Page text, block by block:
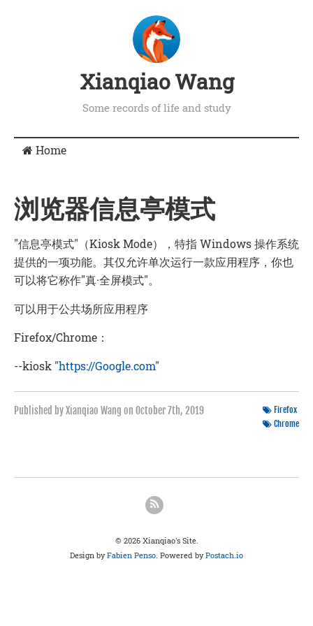
Xianqiao Wang
Some records of life and study
Home
浏览器信息亭模式
"信息亭模式"（Kiosk Mode），特指 Windows 操作系统
提供的一项功能。其仅允许单次运行一款应用程序，你也
可以将它称作"真·全屏模式"。
可以用于公共场所应用程序
Firefox/Chrome：
--kiosk "https://Google.com"
Published by Xianqiao Wang on October 7th, 2019
Firefox
Chrome
© 2026 Xianqiao's Site.
Design byFabien Penso. Powered byPostach.io